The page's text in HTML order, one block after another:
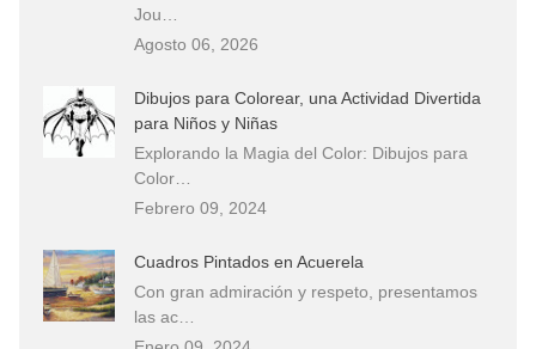
Jou…
Agosto 06, 2026
Dibujos para Colorear, una Actividad Divertida
para Niños y Niñas
Explorando la Magia del Color: Dibujos para
Color…
Febrero 09, 2024
Cuadros Pintados en Acuerela
Con gran admiración y respeto, presentamos
las ac…